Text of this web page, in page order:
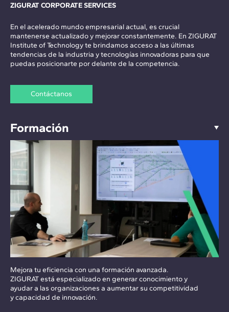
ZIGURAT CORPORATE SERVICES
En el acelerado mundo empresarial actual, es crucial
mantenerse actualizado y mejorar constantemente. En ZIGURAT
Institute of Technology te brindamos acceso a las últimas
tendencias de la industria y tecnologías innovadoras para que
puedas posicionarte por delante de la competencia.
Contáctanos
Formación
Mejora tu eficiencia con una formación avanzada.
ZIGURAT está especializado en generar conocimiento y
ayudar a las organizaciones a aumentar su competitividad
y capacidad de innovación.